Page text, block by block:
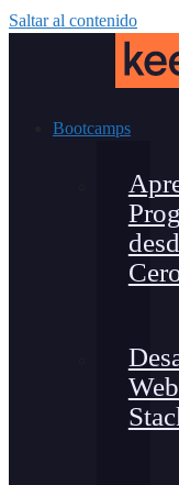
Saltar al contenido
Bootcamps